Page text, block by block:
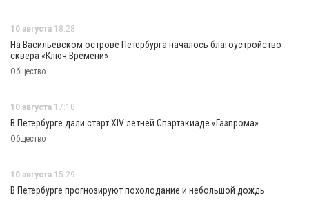
10 августа 18:28
На Васильевском острове Петербурга началось благоустройство
сквера «Ключ Времени»
Общество
10 августа 17:10
В Петербурге дали старт XIV летней Спартакиаде «Газпрома»
Общество
10 августа 15:29
В Петербурге прогнозируют похолодание и небольшой дождь